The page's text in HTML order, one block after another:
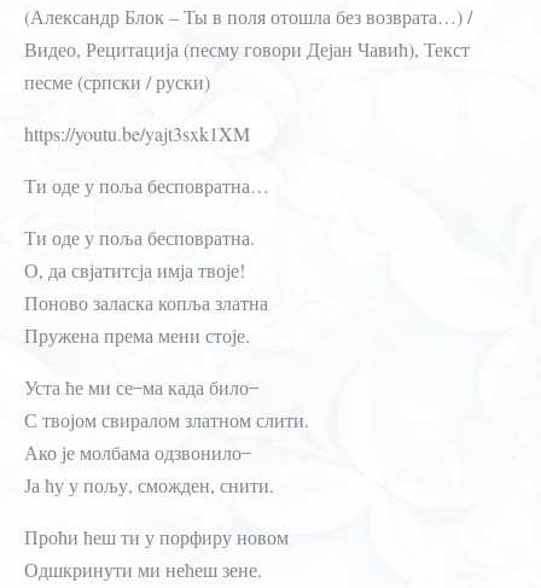
(Александр Блок – Ты в поля отошла без возврата…) /
Видео, Рецитација (песму говори Дејан Чавић), Текст
песме (српски / руски)
https://youtu.be/yajt3sxk1XM
Ти оде у поља бесповратна…
Ти оде у поља бесповратна.
О, да свјатитсја имја твоје!
Поново заласка копља златна
Пружена према мени стоје.
Уста ће ми се ̶ ма када било ̶
С твојом свиралом златном слити.
Ако је молбама одзвонило ̶
Ја ћу у пољу, сможден, снити.
Проћи ћеш ти у порфиру новом
Одшкринути ми нећеш зене.